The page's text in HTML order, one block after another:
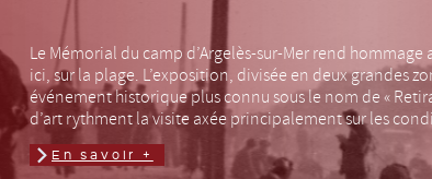
Le Mémorial du camp d’Argelès-sur-Mer rend
ici, sur la plage. L’exposition, divisée en deux grandes
événement historique plus connu sous le nom de «
d’art rythment la visite axée principalement sur les
En savoir +